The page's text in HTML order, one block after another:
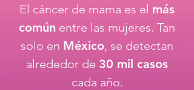
El cáncer de mama es el más
común entre las mujeres. Tan
solo en México, se detectan
alrededor de 30 mil casos
cada año.